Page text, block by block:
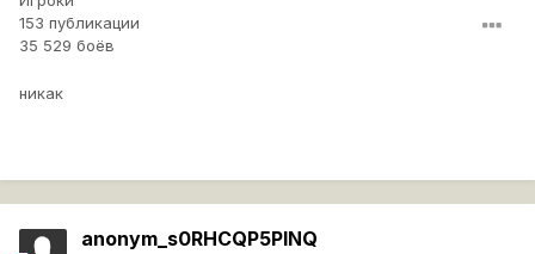
153 публикации
35 529 боёв
никак
anonym_s0RHCQP5PINQ